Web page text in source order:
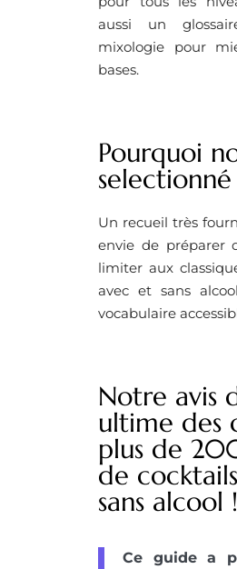
aussi un
mixologie pour
bases.
Pourquoi
Un recueil très
envie de préparer
limiter aux
avec et sans
vocabulaire
Notre avis
ultime des
plus de
de
sans alcool !
Ce guide a